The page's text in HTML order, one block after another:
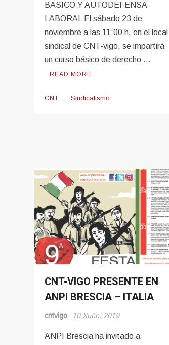
BASICO Y AUTODEFENSA
LABORAL El sábado 23 de
noviembre a las 11:00 h. en el local
sindical de CNT-vigo, se impartirá
un curso básico de derecho …
READ MORE
CNT Sindicalismo
Eventos
Noticias
CNT-VIGO PRESENTE EN
ANPI BRESCIA – ITALIA
cntvigo 10 Xuño, 2019
ANPI Brescia ha invitado a